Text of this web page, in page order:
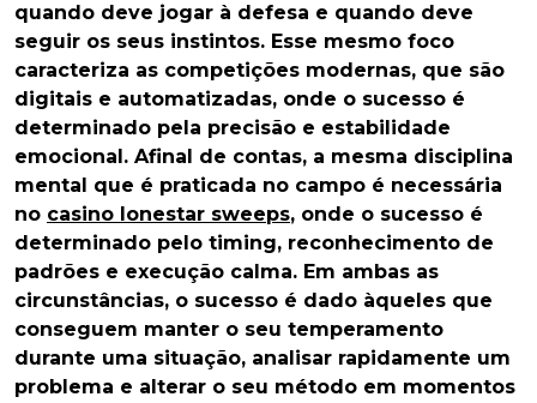
quando deve jogar à defesa e quando deve
seguir os seus instintos. Esse mesmo foco
caracteriza as competições modernas, que são
digitais e automatizadas, onde o sucesso é
determinado pela precisão e estabilidade
emocional. Afinal de contas, a mesma disciplina
mental que é praticada no campo é necessária
no casino lonestar sweeps, onde o sucesso é
determinado pelo timing, reconhecimento de
padrões e execução calma. Em ambas as
circunstâncias, o sucesso é dado àqueles que
conseguem manter o seu temperamento
durante uma situação, analisar rapidamente um
problema e alterar o seu método em momentos